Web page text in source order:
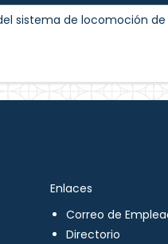
sistema de locomoción de
Enlaces
Correo de
Directorio